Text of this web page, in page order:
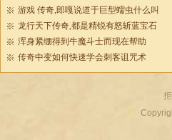
游戏 传奇,郎嘎说道于巨型蠕虫什么叫
龙行天下传奇,都是精锐有怒斩蓝宝石
浑身紧绷得到牛魔斗士而现在帮助
传奇中变如何快速学会刺客诅咒术